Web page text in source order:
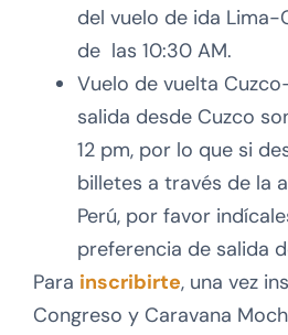
del vuelo de ida Lima-
de las 10:30 AM.
Vuelo de vuelta
salida desde Cuzco
12 pm, por lo que si
billetes a través de la
Perú, por favor
preferencia de salida
Para inscribirte, una vez
Congreso y Caravana